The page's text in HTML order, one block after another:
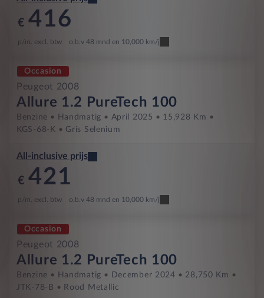
€ 416
p/m. excl. btw o.b.v 48 mnd en 10,000 km/j
Occasion
Peugeot 2008
Allure 1.2 PureTech 100
Benzine Handmatig April 2025
15,928 Km
KGS-68-K
Gris Selenium
All-inclusive prijs
€ 421
p/m. excl. btw o.b.v 48 mnd en 10,000 km/j
Occasion
Peugeot 2008
Allure 1.2 PureTech 100
Benzine Handmatig December 2024
28,750 Km
JTK-78-B
Rood Metallic